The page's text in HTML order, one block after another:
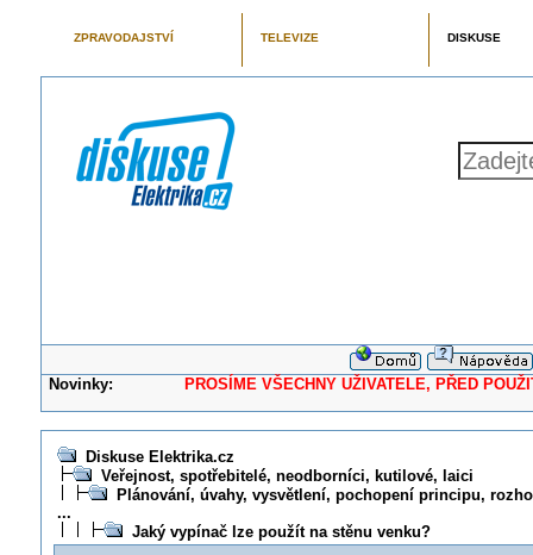
ZPRAVODAJSTVÍ TELEVIZE DISKUSE
Novinky: PROSÍME VŠECHNY UŽIVATELE, PŘED
Diskuse Elektrika.cz
Veřejnost, spotřebitelé, neodborníci, kutilové, laici
Plánování, úvahy, vysvětlení, pochopení principu,
...
Jaký vypínač lze použít na stěnu venku?